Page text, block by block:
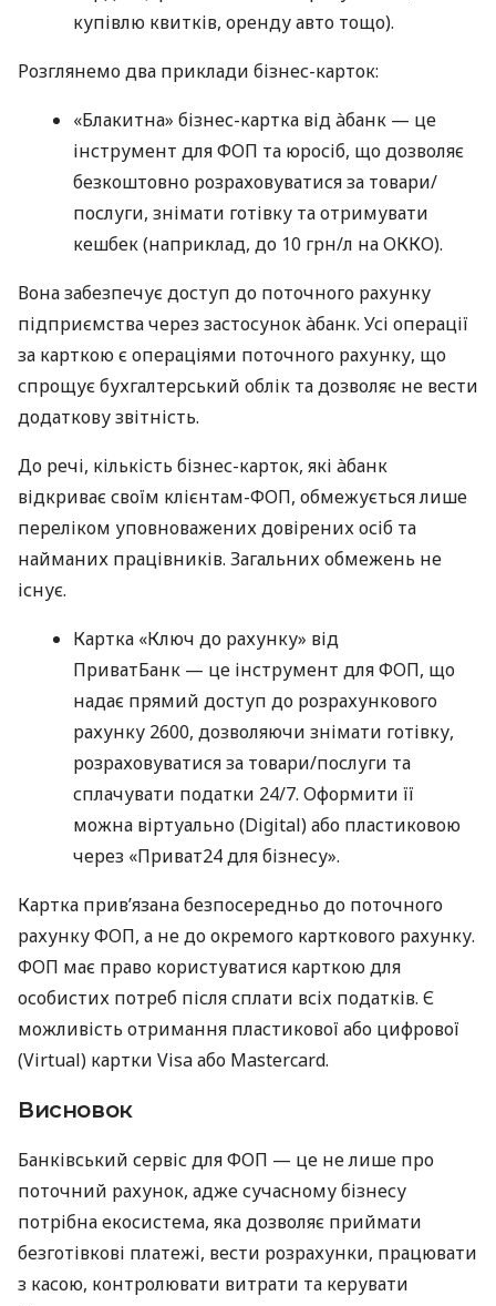
купівлю квитків, оренду авто тощо).
Розглянемо два приклади бізнес-карток:
«Блакитна» бізнес-картка від àбанк — це
інструмент для ФОП та юросіб, що дозволяє
безкоштовно розраховуватися за товари/
послуги, знімати готівку та отримувати
кешбек (наприклад, до 10 грн/л на ОККО).
Вона забезпечує доступ до поточного рахунку
підприємства через застосунок àбанк. Усі операції
за карткою є операціями поточного рахунку, що
спрощує бухгалтерський облік та дозволяє не вести
додаткову звітність.
До речі, кількість бізнес-карток, які àбанк
відкриває своїм клієнтам-ФОП, обмежується лише
переліком уповноважених довірених осіб та
найманих працівників. Загальних обмежень не
існує.
Картка «Ключ до рахунку» від
ПриватБанк — це інструмент для ФОП, що
надає прямий доступ до розрахункового
рахунку 2600, дозволяючи знімати готівку,
розраховуватися за товари/послуги та
сплачувати податки 24/7. Оформити її
можна віртуально (Digital) або пластиковою
через «Приват24 для бізнесу».
Картка прив’язана безпосередньо до поточного
рахунку ФОП, а не до окремого карткового рахунку.
ФОП має право користуватися карткою для
особистих потреб після сплати всіх податків. Є
можливість отримання пластикової або цифрової
(Virtual) картки Visa або Mastercard.
Висновок
Банківський сервіс для ФОП — це не лише про
поточний рахунок, адже сучасному бізнесу
потрібна екосистема, яка дозволяє приймати
безготівкові платежі, вести розрахунки, працювати
з касою, контролювати витрати та керувати